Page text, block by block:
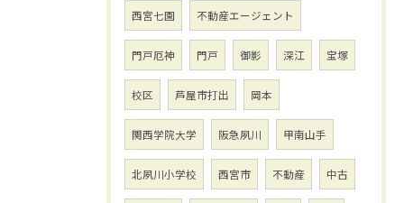
西宮七園 不動産エージェント
門戸厄神 門戸 御影 深江 宝塚
校区 芦屋市打出 岡本
関西学院大学 阪急夙川 甲南山手
北夙川小学校 西宮市 不動産 中古